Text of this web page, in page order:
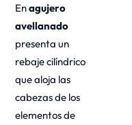
Enagujero
avellanado
presenta un
rebaje cilíndrico
que aloja las
cabezas de los
elementos de